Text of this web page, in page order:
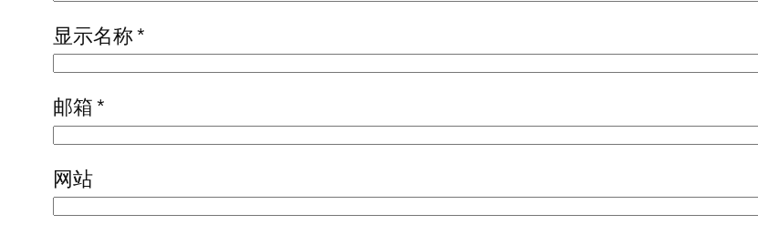
显示名称*
邮箱*
网站